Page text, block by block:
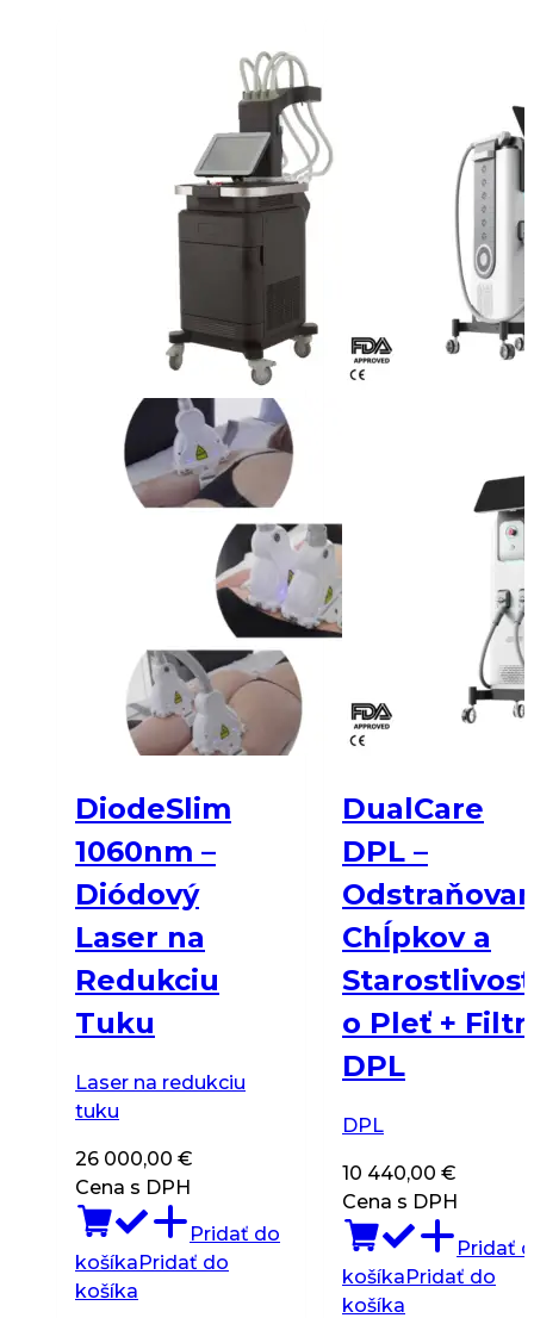
DiodeSlim
1060nm –
Diódový
Laser na
Redukciu
Tuku
Laser na redukciu
tuku
26 000,00 €
Cena s DPH
Pridať do
košíkaPridať do
košíka
DualCare
DPL –
Chĺpkov a
Starostlivosť
o Pleť +
DPL
DPL
10 440,00 €
Cena s DPH
Pridať
košíkaPridať do
košíka